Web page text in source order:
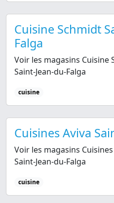
Cuisine Schmidt
Falga
Voir les magasins
Saint-Jean-du-Falga
cuisine
Cuisines Aviva
Voir les magasins
Saint-Jean-du-Falga
cuisine